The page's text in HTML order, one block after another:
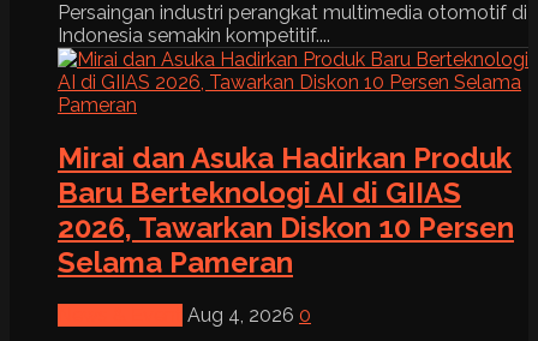
Persaingan industri perangkat multimedia otomotif di
Indonesia semakin kompetitif....
Mirai dan Asuka Hadirkan Produk
Baru Berteknologi AI di GIIAS
2026, Tawarkan Diskon 10 Persen
Selama Pameran
Aug 4, 2026 0